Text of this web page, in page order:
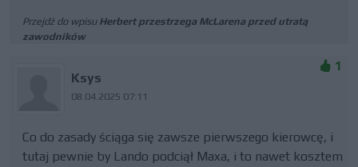
Przejdź do wpisu Herbert przestrzega McLarena przed utratą
zawodników
Ksys
08.04.2025 07:11
1
Co do zasady ściąga się zawsze pierwszego kierowcę, i
tutaj pewnie by Lando podciął Maxa, i to nawet kosztem